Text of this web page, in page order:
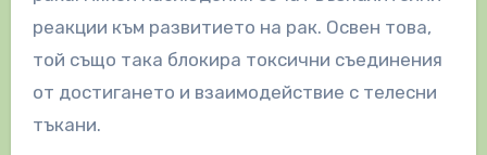
реакции към развитието на рак. Освен това,
той също така блокира токсични съединения
от достигането и взаимодействие с телесни
тъкани.